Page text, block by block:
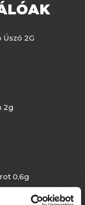
Úszó 2G
2g
0,6g